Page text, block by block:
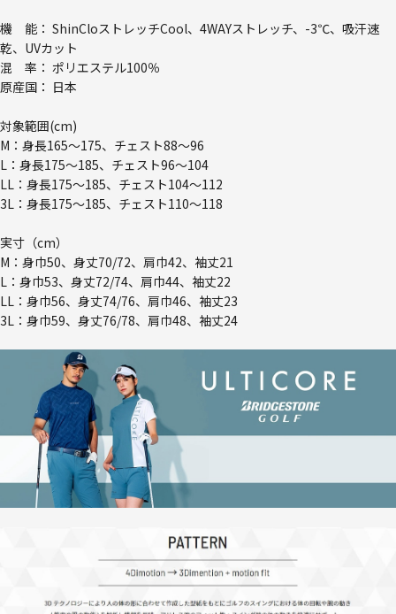
機 能： ShinCloストレッチCool、4WAYストレッチ、-3℃、吸汗速
乾、UVカット
混 率： ポリエステル100％
原産国： 日本
対象範囲(cm)
M：身長165～175、チェスト88～96
L：身長175～185、チェスト96～104
LL：身長175～185、チェスト104～112
3L：身長175～185、チェスト110～118
実寸（cm）
M：身巾50、身丈70/72、肩巾42、袖丈21
L：身巾53、身丈72/74、肩巾44、袖丈22
LL：身巾56、身丈74/76、肩巾46、袖丈23
3L：身巾59、身丈76/78、肩巾48、袖丈24